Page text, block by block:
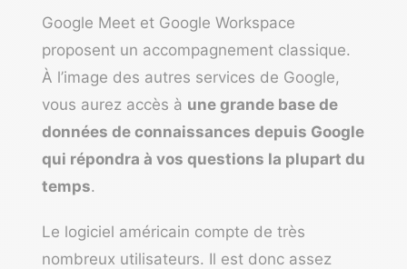
Google Meet et Google Workspace
proposent un accompagnement classique.
À l’image des autres services de Google,
vous aurez accès à une grande base de
données de connaissances depuis Google
qui répondra à vos questions la plupart du
temps.
Le logiciel américain compte de très
nombreux utilisateurs. Il est donc assez